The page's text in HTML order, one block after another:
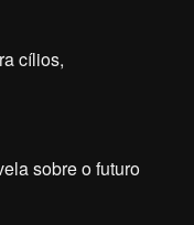
cílios,
sobre o futuro